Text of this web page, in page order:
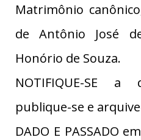
Matrimônio
de Antônio José
Honório de Souza.
NOTIFIQUE-SE
publique-se e
DADO E PASSADO